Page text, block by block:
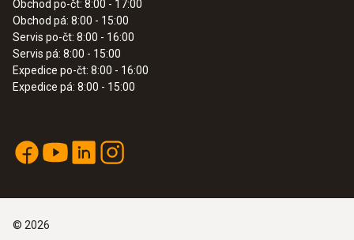
Obchod po-čt: 8:00 - 17:00
Obchod pá: 8:00 - 15:00
Servis po-čt: 8:00 - 16:00
Servis pá: 8:00 - 15:00
Expedice po-čt: 8:00 - 16:00
Expedice pá: 8:00 - 15:00
© 2026